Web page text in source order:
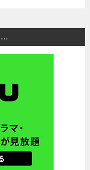
…